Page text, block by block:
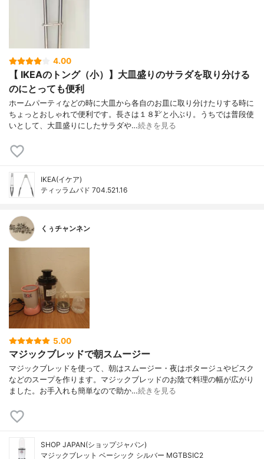
4.00
【 IKEAのトング（小）】大皿盛りのサラダを取り分ける
のにとっても便利
ホームパーティなどの時に大皿から各自のお皿に取り分けたりする時に
ちょっとおしゃれで便利です。長さは１８㌢と小ぶり。うちでは普段使
いとして、大皿盛りにしたサラダや…続きを見る
IKEA(イケア)
ティッラムパド 704.521.16
くぅチャンネン
5.00
マジックブレッドで朝スムージー
マジックブレッドを使って、朝はスムージー・夜はポタージュやビスク
などのスープを作ります。マジックブレッドのお陰で料理の幅が広がり
ました。お手入れも簡単なので助か…続きを見る
SHOP JAPAN(ショップジャパン)
マジックブレット ベーシック シルバー MGTBSIC2